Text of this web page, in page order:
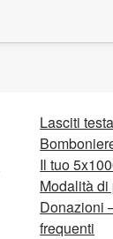
Lasciti
Il tuo
Modalità
Donazioni
frequenti